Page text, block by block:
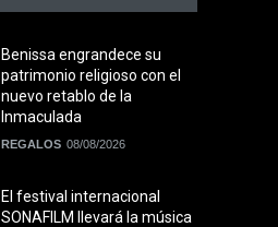
Benissa engrandece su
patrimonio religioso con el
nuevo retablo de la
Inmaculada
REGALOS 08/08/2026
El festival internacional
SONAFILM llevará la música